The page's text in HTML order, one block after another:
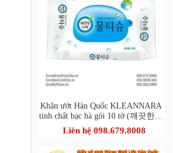
Khăn ướt Hàn Quốc KLEANNARA
tinh chất bạc hà gói 10 tờ (깨끗한나
라 페퍼민트 물티슈 휴대 리필형
Liên hệ 098.679.8008